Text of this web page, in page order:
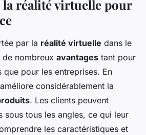
la réalité virtuelle pour
par la réalité virtuelle dans le
nombreux avantages tant pour
que pour les entreprises. En
considérablement la
. Les clients peuvent
sous tous les angles, ce qui leur
les caractéristiques et